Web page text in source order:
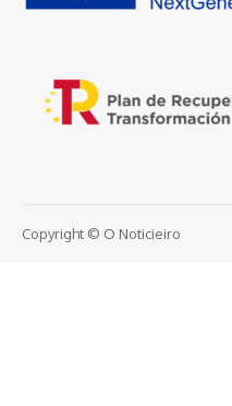
Copyright © O Noticieiro